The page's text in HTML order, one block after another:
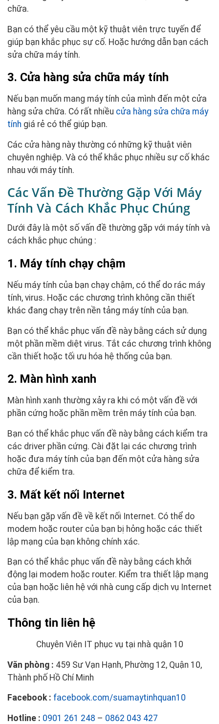
chữa.
Bạn có thể yêu cầu một kỹ thuật viên trực tuyến để
giúp bạn khắc phục sự cố. Hoặc hướng dẫn bạn cách
sửa chữa máy tính.
3. Cửa hàng sửa chữa máy tính
Nếu bạn muốn mang máy tính của mình đến một cửa
hàng sửa chữa. Có rất nhiều cửa hàng sửa chữa máy
tính giá rẻ có thể giúp bạn.
Các cửa hàng này thường có những kỹ thuật viên
chuyên nghiệp. Và có thể khắc phục nhiều sự cố khác
nhau với máy tính.
Các Vấn Đề Thường Gặp Với Máy
Tính Và Cách Khắc Phục Chúng
Dưới đây là một số vấn đề thường gặp với máy tính và
cách khắc phục chúng :
1. Máy tính chạy chậm
Nếu máy tính của bạn chạy chậm, có thể do rác máy
tính, virus. Hoặc các chương trình không cần thiết
khác đang chạy trên nền tảng máy tính của bạn.
Bạn có thể khắc phục vấn đề này bằng cách sử dụng
một phần mềm diệt virus. Tắt các chương trình không
cần thiết hoặc tối ưu hóa hệ thống của bạn.
2. Màn hình xanh
Màn hình xanh thường xảy ra khi có một vấn đề với
phần cứng hoặc phần mềm trên máy tính của bạn.
Bạn có thể khắc phục vấn đề này bằng cách kiểm tra
các driver phần cứng. Cài đặt lại các chương trình
hoặc đưa máy tính của bạn đến một cửa hàng sửa
chữa để kiểm tra.
3. Mất kết nối Internet
Nếu bạn gặp vấn đề về kết nối Internet. Có thể do
modem hoặc router của bạn bị hỏng hoặc các thiết
lập mạng của bạn không chính xác.
Bạn có thể khắc phục vấn đề này bằng cách khởi
động lại modem hoặc router. Kiểm tra thiết lập mạng
của bạn hoặc liên hệ với nhà cung cấp dịch vụ Internet
của bạn.
Thông tin liên hệ
Chuyên Viên IT phục vụ tại nhà quận 10
Văn phòng : 459 Sư Vạn Hạnh, Phường 12, Quận 10,
Thành phố Hồ Chí Minh
Facebook : facebook.com/suamaytinhquan10
Hotline : 0901 261 248 – 0862 043 427